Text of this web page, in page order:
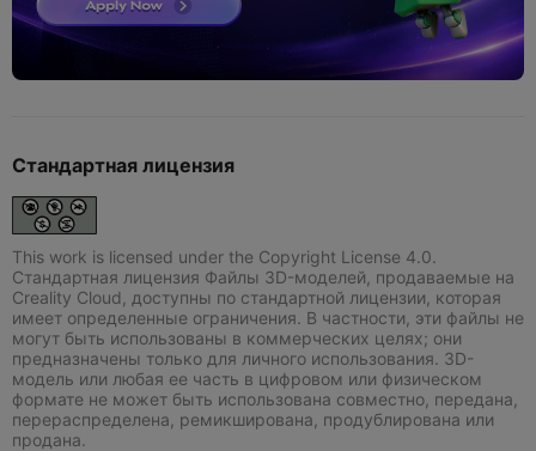
Стандартная лицензия
This work is licensed under the Copyright License 4.0.
Стандартная лицензия Файлы 3D-моделей, продаваемые на
Creality Cloud, доступны по стандартной лицензии, которая
имеет определенные ограничения. В частности, эти файлы не
могут быть использованы в коммерческих целях; они
предназначены только для личного использования. 3D-
модель или любая ее часть в цифровом или физическом
формате не может быть использована совместно, передана,
перераспределена, ремикширована, продублирована или
продана.